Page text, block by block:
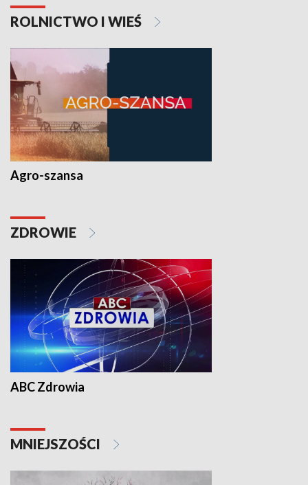
ROLNICTWO I WIEŚ
Agro-szansa
ZDROWIE
ABC Zdrowia
MNIEJSZOŚCI